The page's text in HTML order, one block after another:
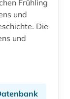
Frühling
und
Die
und